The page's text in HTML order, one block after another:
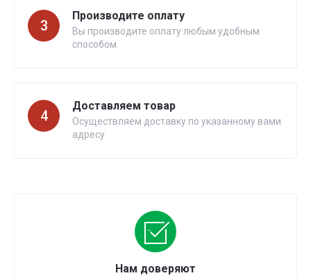
3
Производите оплату
Вы производите оплату любым удобным
способом
4
Доставляем товар
Осуществляем доставку по указанному вами
адресу
Нам доверяют